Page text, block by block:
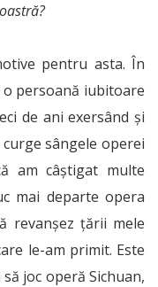
pentru asta. În
persoană iubitoare
de ani exersând și
sângele operei
am câștigat multe
mai departe opera
revanșez țării mele
le-am primit. Este
joc operă Sichuan,